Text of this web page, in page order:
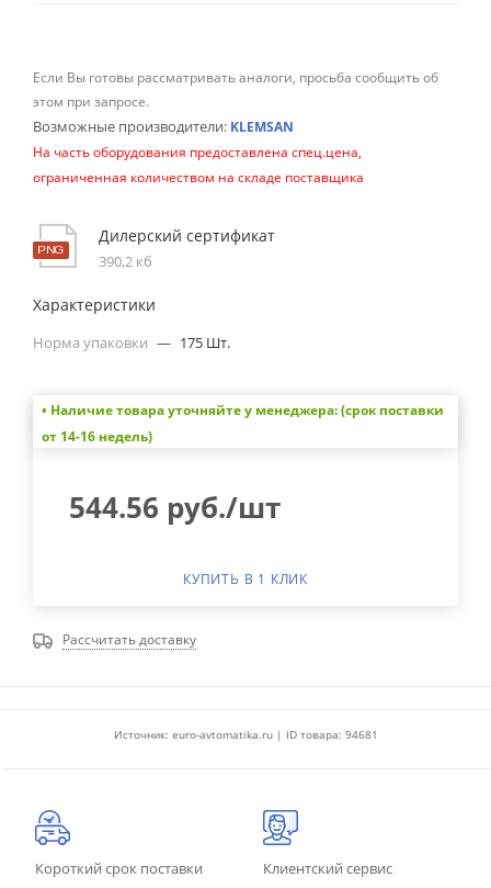
Если Вы готовы рассматривать аналоги, просьба сообщить об
этом при запросе.
Возможные производители: KLEMSAN
На часть оборудования предоставлена спец.цена,
ограниченная количеством на складе поставщика
Дилерский сертификат
390,2 кб
Характеристики
Норма упаковки — 175 Шт.
• Наличие товара уточняйте у менеджера: (срок поставки
от 14-16 недель)
544.56 руб./шт
КУПИТЬ В 1 КЛИК
Рассчитать доставку
Источник: euro-avtomatika.ru | ID товара: 94681
Короткий срок поставки Клиентский сервис